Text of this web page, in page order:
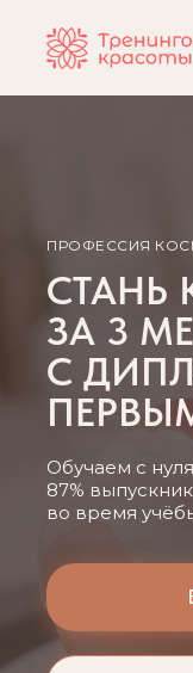
ПРОФЕССИЯ
СТАНЬ
ЗА 3
С
Обучаем с
87%
во время